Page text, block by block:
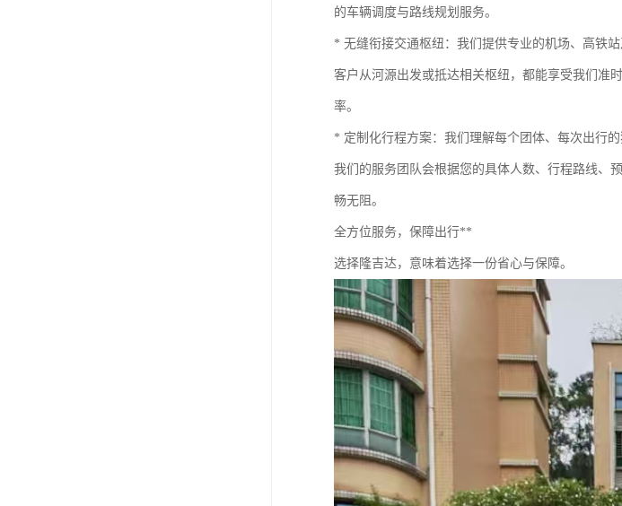
的车辆调度与路线规划服务。
* 无缝衔接交通枢纽：我们提供专业的机场、高铁站
客户从河源出发或抵达相关枢纽，都能享受我们准
率。
* 定制化行程方案：我们理解每个团体、每次出行的
我们的服务团队会根据您的具体人数、行程路线、
畅无阻。
全方位服务，保障出行**
选择隆吉达，意味着选择一份省心与保障。